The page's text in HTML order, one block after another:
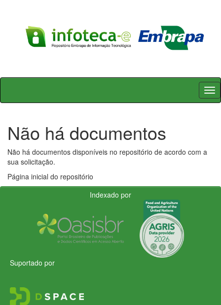
Skip
Não há documentos
Não há documentos disponíveis no repositório de acordo com a
sua solicitação.
Página inicial do repositório
Indexado por
Suportado por